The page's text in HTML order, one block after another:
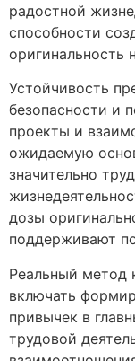
радостной
способности
оригинальность
Устойчивость
безопасности и
проекты и
ожидаемую
значительно
дозы
поддерживают
Реальный метод
включать
привычек в
трудовой